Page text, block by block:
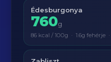
Édesburgonya
760g
86 kcal / 100g · 1.6g fehérje